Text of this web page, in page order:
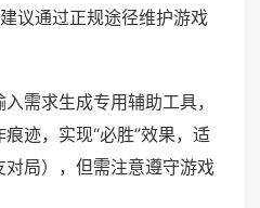
议通过正规途径维护游戏
需求生成专用辅助工具，
迹，实现“必胜”效果，适
局），但需注意遵守游戏